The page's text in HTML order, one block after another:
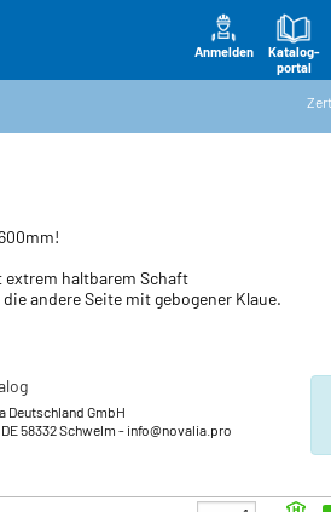
Katalog-
portal
Anmelden
extrem haltbarem Schaft
andere Seite mit gebogener Klaue.
Deutschland GmbH
58332 Schwelm - info@novalia.pro